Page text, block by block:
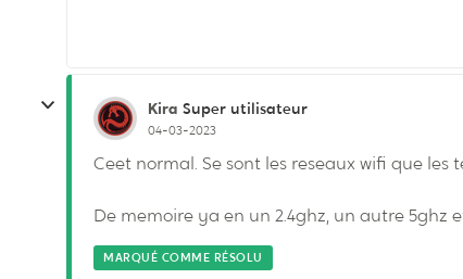
Kira Super utilisateur
04-03-2023
Ceet normal. Se sont les reseaux wifi que les
De memoire ya en un 2.4ghz, un autre 5ghz
MARQUÉ COMME RÉSOLU